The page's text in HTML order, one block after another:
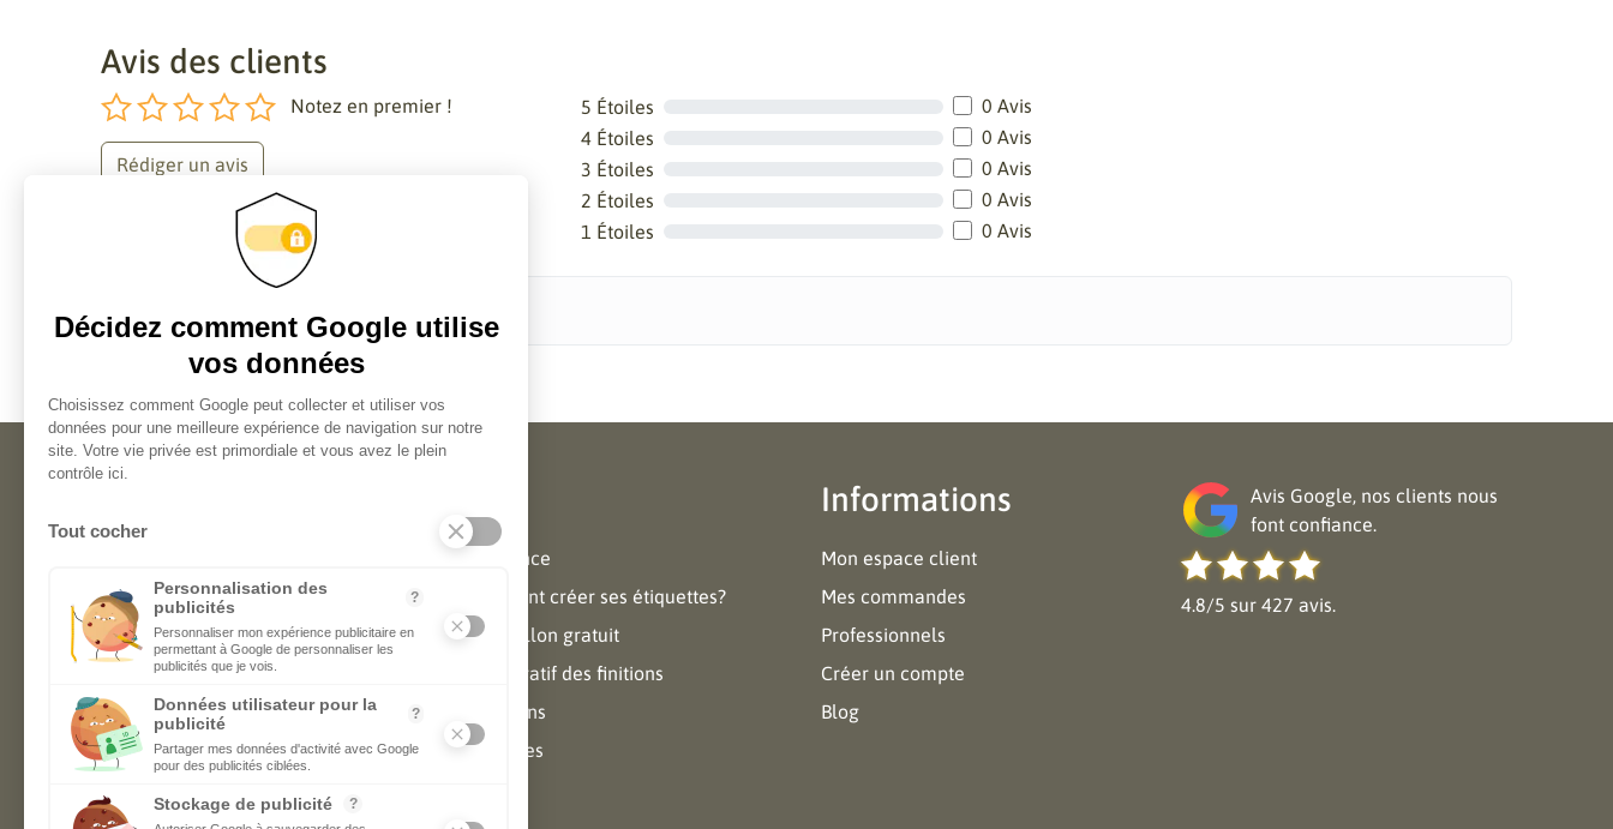
Avis des clients
Notez en premier !
Rédiger un avis
5 Étoiles
0 Avis
4 Étoiles
0 Avis
3 Étoiles
0 Avis
2 Étoiles
0 Avis
1 Étoiles
0 Avis
vous aider à créer vos étiquettes du
lundi au vendredi de 9h à 19h.
0970 444 210
Service
Engagement Brand
Assistance
Comment créer ses étiquettes?
Échantillon gratuit
Comparatif des finitions
Livraisons
Garanties
Informations
Mon espace client
Mes commandes
Professionnels
Créer un compte
Blog
Avis Google, nos clients nous
font confiance.
4.8/5 sur 427 avis.